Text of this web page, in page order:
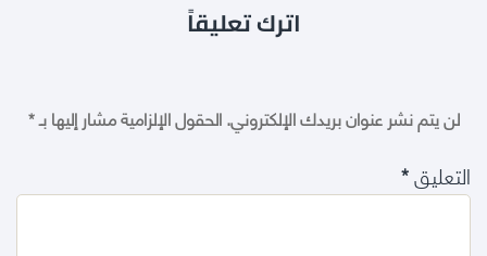
اترك تعليقاً
لن يتم نشر عنوان بريدك الإلكتروني.الحقول الإلزامية مشار إليها بـ*
التعليق*